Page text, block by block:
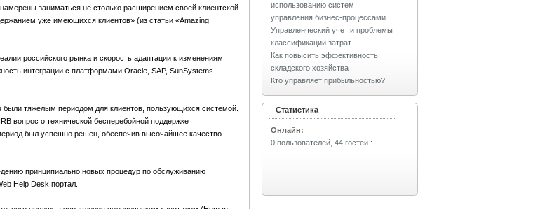
заниматься не столько расширением своей клиентской
уже имеющихся клиентов» (из статьи «Amazing
российского рынка и скорость адаптации к изменениям
интеграции с платформами Oracle, SAP, SunSystems
были тяжёлым периодом для клиентов, пользующихся системой.
вопрос о технической бесперебойной поддержке
был успешно решён, обеспечив высочайшее качество
принципиально новых процедур по обслуживанию
Help Desk портал.
использованию систем
управления бизнес-процессами
Управленческий учет и проблемы
классификации затрат
Как повысить эффективность
складского хозяйства
Кто управляет прибыльностью?
Статистика
Онлайн:
0 пользователей, 44 гостей: